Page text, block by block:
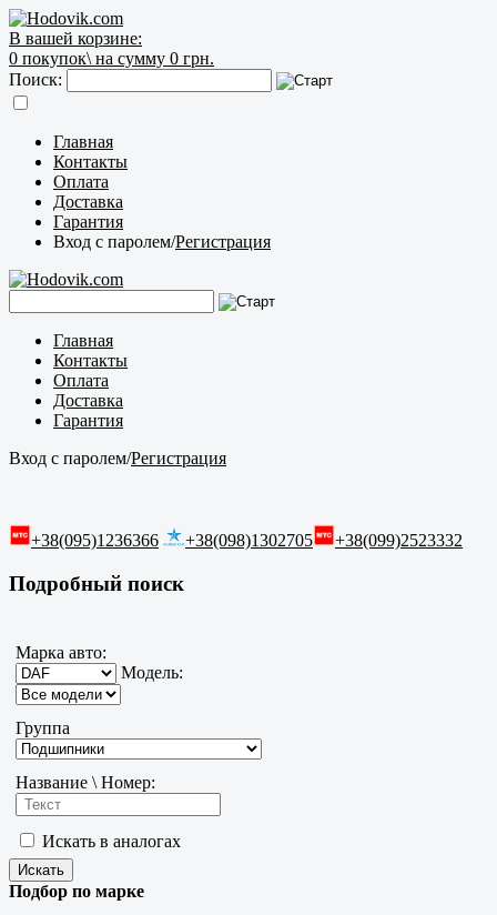
В вашей корзине:
0 покупок\ на сумму 0 грн.
Поиск:
Главная
Контакты
Оплата
Доставка
Гарантия
Вход с паролем/Регистрация
Главная
Контакты
Оплата
Доставка
Гарантия
Вход с паролем/Регистрация
+38(095)1236366 +38(098)1302705 +38(099)2523332
Подробный поиск
Марка авто:
Модель:
Группа
Название \ Номер:
Искать в аналогах
Подбор по марке